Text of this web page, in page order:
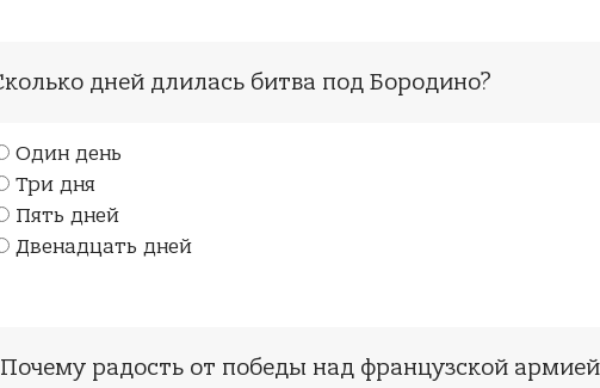
дней длилась битва под Бородино?
Один день
Три дня
Пять дней
Двенадцать дней
Почему радость от победы над французской армией